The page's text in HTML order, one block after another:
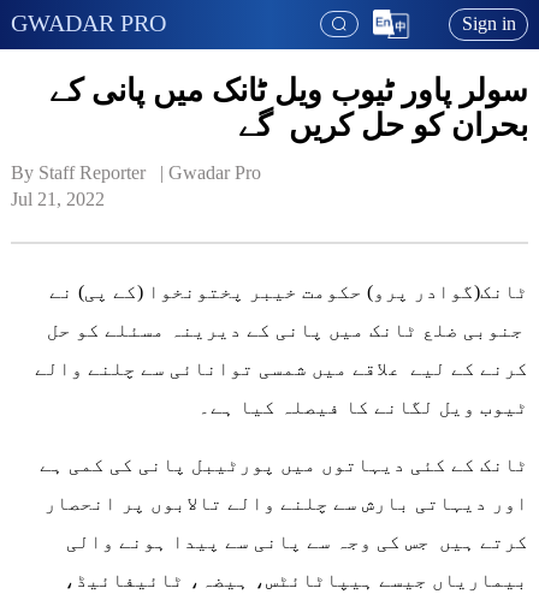
GWADAR PRO Sign in
سولر پاور ٹیوب ویل ٹانک میں پانی کے
بحران کو حل کریں گے
By Staff Reporter   | Gwadar Pro
Jul 21, 2022
ٹانک(گوادر پرو) حکومت خیبر پختونخوا (کے پی) نے
جنوبی ضلع ٹانک میں پانی کے دیرینہ مسئلے کو حل
کرنے کے لیے علاقے میں شمسی توانائی سے چلنے والے
ٹیوب ویل لگانے کا فیصلہ کیا ہے۔
ٹانک کے کئی دیہاتوں میں پورٹیبل پانی کی کمی ہے
اور دیہاتی بارش سے چلنے والے تالابوں پر انحصار
کرتے ہیں جس کی وجہ سے پانی سے پیدا ہونے والی
بیماریاں جیسے ہیپاٹائٹس، ہیضہ، ٹائیفائیڈ،